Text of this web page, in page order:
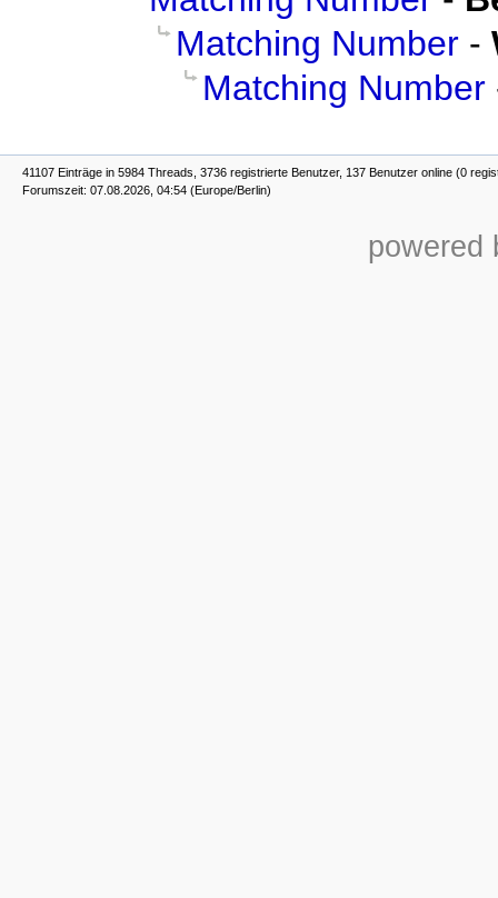
Matching Number -
Matching Number
41107 Einträge in 5984 Threads, 3736 registrierte Benutzer, 137 Benutzer online (0
Forumszeit: 07.08.2026, 04:54 (Europe/Berlin)
powered